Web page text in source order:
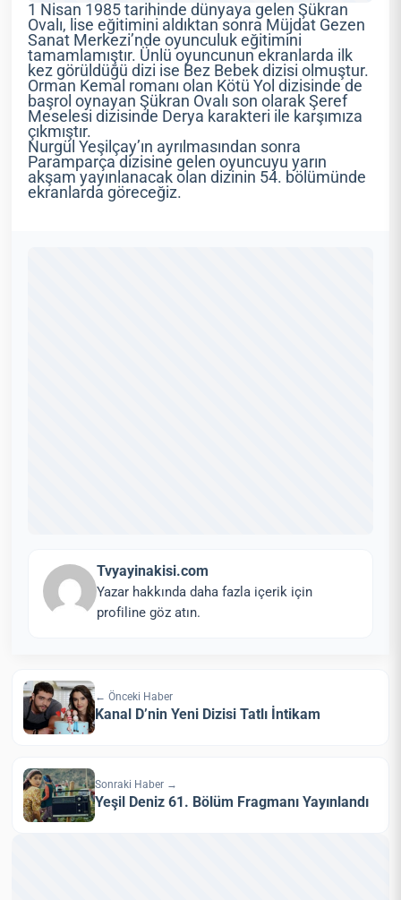
1 Nisan 1985 tarihinde dünyaya gelen Şükran
Ovalı, lise eğitimini aldıktan sonra Müjdat Gezen
Sanat Merkezi’nde oyunculuk eğitimini
tamamlamıştır. Ünlü oyuncunun ekranlarda ilk
kez görüldüğü dizi ise Bez Bebek dizisi olmuştur.
Orman Kemal romanı olan Kötü Yol dizisinde de
başrol oynayan Şükran Ovalı son olarak Şeref
Meselesi dizisinde Derya karakteri ile karşımıza
çıkmıştır.
Nurgül Yeşilçay’ın ayrılmasından sonra
Paramparça dizisine gelen oyuncuyu yarın
akşam yayınlanacak olan dizinin 54. bölümünde
ekranlarda göreceğiz.
Tvyayinakisi.com
Yazar hakkında daha fazla içerik için
profiline göz atın.
← Önceki Haber
Kanal D’nin Yeni Dizisi Tatlı İntikam
Sonraki Haber →
Yeşil Deniz 61. Bölüm Fragmanı Yayınlandı